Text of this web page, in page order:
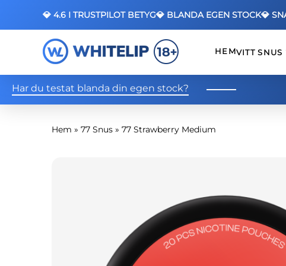
💎 4.6 I TRUSTPILOT BETYG💎 BLANDA EGEN STOCK💎
HEMVITT SNUS
Har du testat blanda din egen stock?
Hem » 77 Snus » 77 Strawberry Medium